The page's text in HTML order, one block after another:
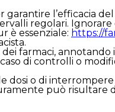
l’efficacia
regolari.
è essenziale: https://
farmaci,
di controlli o
dosi o di
può risultare